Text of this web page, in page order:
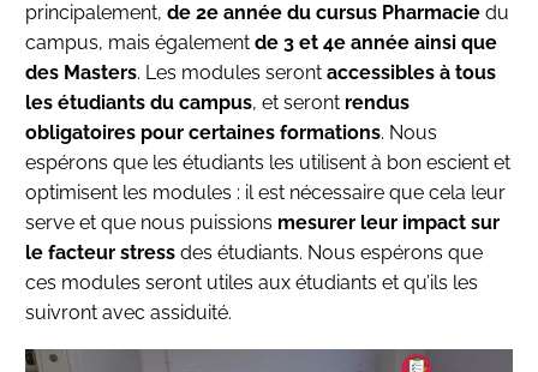
principalement, de 2e année du cursus Pharmacie du
campus, mais également de 3 et 4e année ainsi que
des Masters. Les modules seront accessibles à tous
les étudiants du campus, et seront rendus
obligatoires pour certaines formations. Nous
espérons que les étudiants les utilisent à bon escient et
optimisent les modules : il est nécessaire que cela leur
serve et que nous puissions mesurer leur impact sur
le facteur stress des étudiants. Nous espérons que
ces modules seront utiles aux étudiants et qu’ils les
suivront avec assiduité.